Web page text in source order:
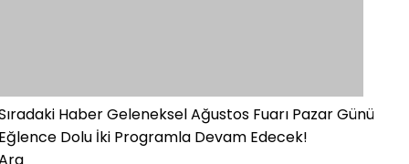
HaberGeleneksel Ağustos Fuarı Pazar Günü
Dolu İki Programla Devam Edecek!